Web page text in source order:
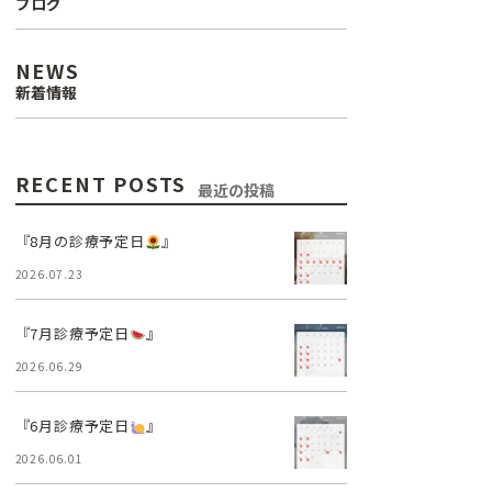
訪問診療
NEWS
新着情報
RECENT POSTS 最近の投稿
『8月の診療予定日 』
2026.07.23
『7月診療予定日 』
2026.06.29
『6月診療予定日 』
2026.06.01